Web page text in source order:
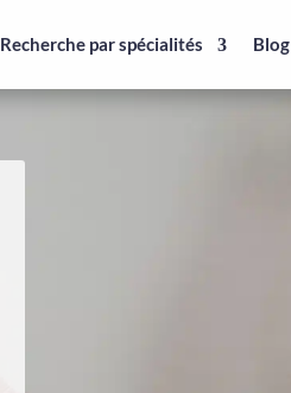
Recherche par spécialités Blog